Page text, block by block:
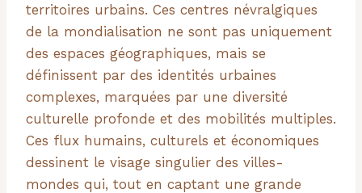
territoires urbains. Ces centres névralgiques
de la mondialisation ne sont pas uniquement
des espaces géographiques, mais se
définissent par des identités urbaines
complexes, marquées par une diversité
culturelle profonde et des mobilités multiples.
Ces flux humains, culturels et économiques
dessinent le visage singulier des villes-
mondes qui, tout en captant une grande